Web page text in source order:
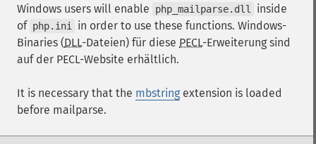
Windows users will enable php_mailparse.dll
inside
of php.ini
in order to use these functions. Windows-
Binaries (DLL-Dateien) für diese PECL-Erweiterung sind
auf der PECL-Website erhältlich.
It is necessary that the mbstring extension is loaded
before mailparse.